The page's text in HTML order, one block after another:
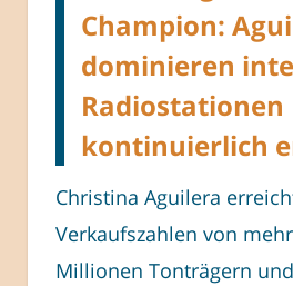
Champion:
dominieren
Radiostationen
kontinuierlich
Christina Aguilera
Verkaufszahlen von
Millionen Tonträgern